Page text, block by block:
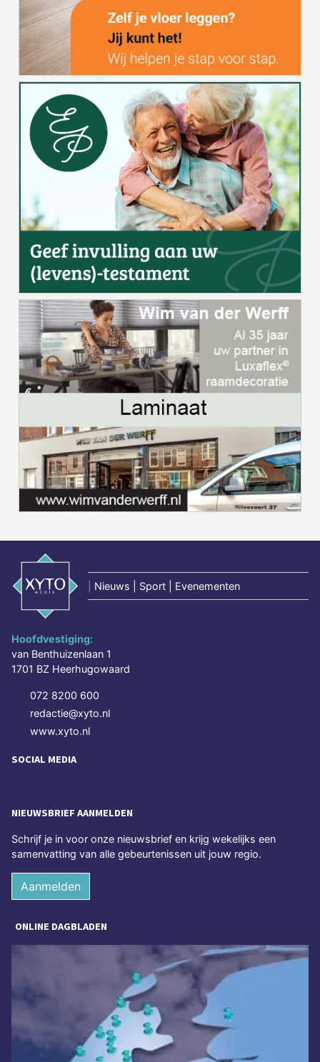
Nieuws | Sport | Evenementen
Hoofdvestiging:
van Benthuizenlaan 1
1701 BZ Heerhugowaard
072 8200 600
redactie@xyto.nl
www.xyto.nl
SOCIAL MEDIA
NIEUWSBRIEF AANMELDEN
Schrijf je in voor onze nieuwsbrief en krijg wekelijks een
samenvatting van alle gebeurtenissen uit jouw regio.
Aanmelden
ONLINE DAGBLADEN